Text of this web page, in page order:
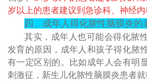
岁以上的患者建议到急诊科、神经
四、成年人得化脓性脑膜炎的
其实，成年人也可能会得化脓
发育的原因，成年人和孩子得化脓
有一定区别的。比如成年人会有明
刺激征，新生儿化脓性脑膜炎患者就